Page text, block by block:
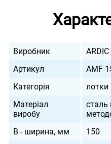
Виробник
ARDIC
Артикул
AMF
Категорія
лотки
Матеріал
виробу
сталь
B - ширина, мм
150